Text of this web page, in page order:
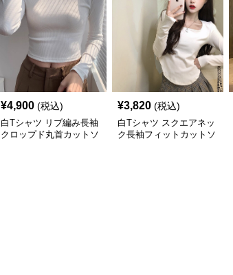
¥4,900 (税込)
白Tシャツ リブ編み長袖
クロップド丸首カットソ
¥3,820 (税込)
白Tシャツ スクエアネッ
ク長袖フィットカットソ